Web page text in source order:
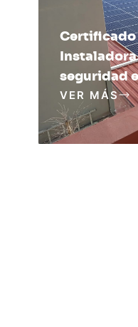
Certificado
seguridad
VER MÁS